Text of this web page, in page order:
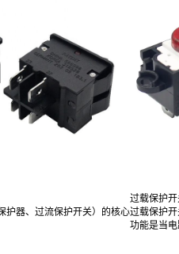
护器、过流保护开关）的核心
过载保护开
过载保护
功能是当电